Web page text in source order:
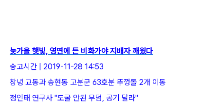
늦가을 햇빛, 영면에 든 비화가야 지배자 깨웠다
송고시간 | 2019-11-28 14:53
창녕 교동과 송현동 고분군 63호분 뚜껑돌 2개 이동
정인태 연구사 "도굴 안된 무덤, 공기 달라"